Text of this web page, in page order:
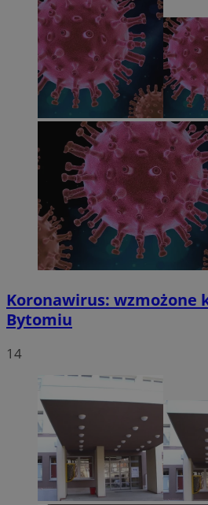
Koronawirus: wzmożone
Bytomiu
14